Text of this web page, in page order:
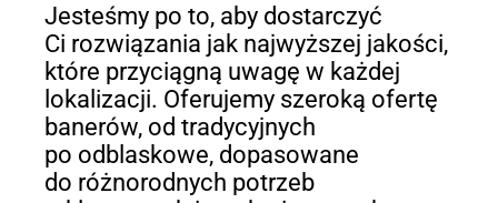
Jesteśmy po to, aby dostarczyć
Ci rozwiązania jak najwyższej jakości,
które przyciągną uwagę w każdej
lokalizacji. Oferujemy szeroką ofertę
banerów, od tradycyjnych
po odblaskowe, dopasowane
do różnorodnych potrzeb